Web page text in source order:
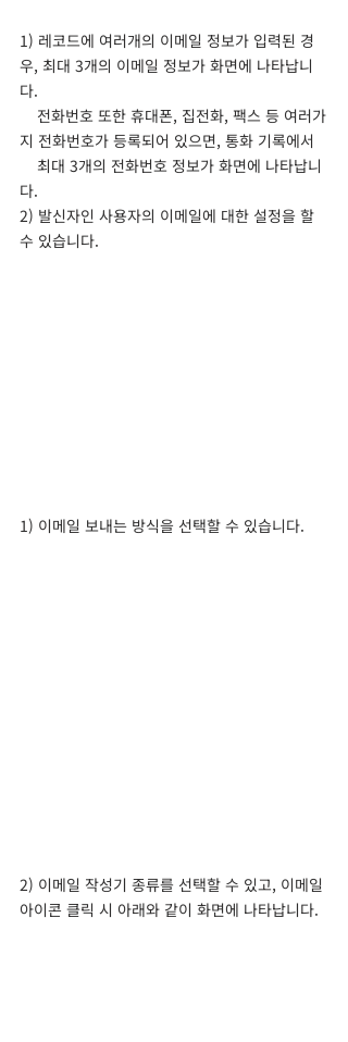
1) 레코드에 여러개의 이메일 정보가 입력된 경
우, 최대 3개의 이메일 정보가 화면에 나타납니
다.
지 전화번호가 등록되어 있으면, 통화 기록에서
다.
2) 발신자인 사용자의 이메일에 대한 설정을 할
수 있습니다.
1) 이메일 보내는 방식을 선택할 수 있습니다.
2) 이메일 작성기 종류를 선택할 수 있고, 이메일
아이콘 클릭 시 아래와 같이 화면에 나타납니다.